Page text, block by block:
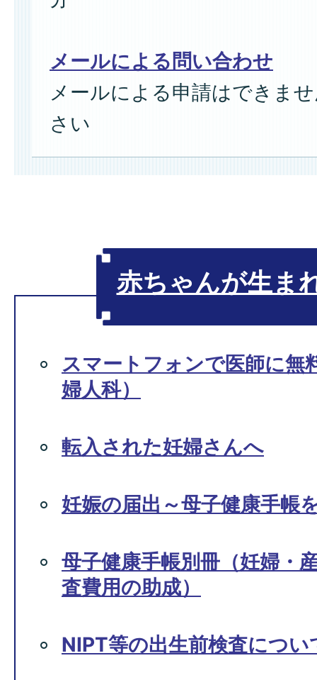
メールによる問い合わせ
メールによる申請はできま
さい
赤ちゃんが生ま
スマートフォンで医師に無
婦人科）
転入された妊婦さんへ
妊娠の届出～母子健康手帳
母子健康手帳別冊（妊婦・
査費用の助成）
NIPT等の出生前検査につ